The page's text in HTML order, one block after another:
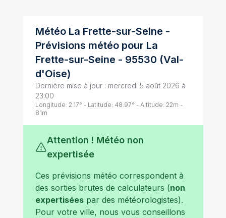
Météo La Frette-sur-Seine -
Prévisions météo pour La
Frette-sur-Seine - 95530 (Val-
d'Oise)
Dernière mise à jour : mercredi 5 août 2026 à
23:00
Longitude: 2.17° - Latitude: 48.97° - Altitude: 22m -
81m
Attention ! Météo non
expertisée
Ces prévisions météo correspondent à
des sorties brutes de calculateurs (non
expertiséespar des météorologistes).
Pour votre ville, nous vous conseillons